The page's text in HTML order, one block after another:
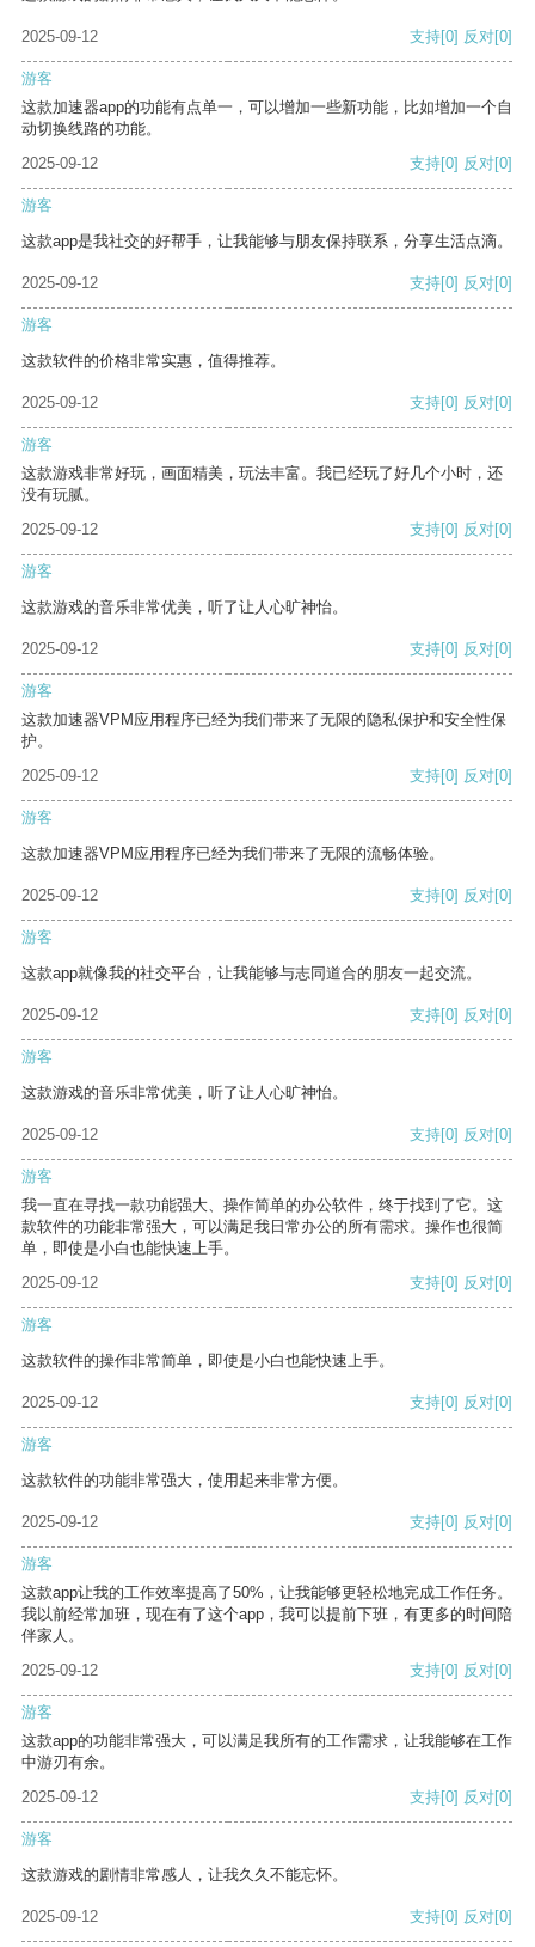
2025-09-12 支持[0] 反对[0]
游客
这款加速器app的功能有点单一，可以增加一些新功能，比如增加一个自
动切换线路的功能。
2025-09-12
支持[0] 反对[0]
游客
这款app是我社交的好帮手，让我能够与朋友保持联系，分享生活点滴。
2025-09-12 支持[0] 反对[0]
游客
这款软件的价格非常实惠，值得推荐。
2025-09-12 支持[0] 反对[0]
游客
这款游戏非常好玩，画面精美，玩法丰富。我已经玩了好几个小时，还
没有玩腻。
2025-09-12
支持[0] 反对[0]
游客
这款游戏的音乐非常优美，听了让人心旷神怡。
2025-09-12 支持[0] 反对[0]
游客
这款加速器VPM应用程序已经为我们带来了无限的隐私保护和安全性保
护。
2025-09-12
支持[0] 反对[0]
游客
这款加速器VPM应用程序已经为我们带来了无限的流畅体验。
2025-09-12 支持[0] 反对[0]
游客
这款app就像我的社交平台，让我能够与志同道合的朋友一起交流。
2025-09-12 支持[0] 反对[0]
游客
这款游戏的音乐非常优美，听了让人心旷神怡。
2025-09-12 支持[0] 反对[0]
游客
我一直在寻找一款功能强大、操作简单的办公软件，终于找到了它。这
款软件的功能非常强大，可以满足我日常办公的所有需求。操作也很简
单，即使是小白也能快速上手。
2025-09-12
支持[0] 反对[0]
游客
这款软件的操作非常简单，即使是小白也能快速上手。
2025-09-12 支持[0] 反对[0]
游客
这款软件的功能非常强大，使用起来非常方便。
2025-09-12 支持[0] 反对[0]
游客
这款app让我的工作效率提高了50%，让我能够更轻松地完成工作任务。
我以前经常加班，现在有了这个app，我可以提前下班，有更多的时间陪
伴家人。
2025-09-12
支持[0] 反对[0]
游客
这款app的功能非常强大，可以满足我所有的工作需求，让我能够在工作
中游刃有余。
2025-09-12
支持[0] 反对[0]
游客
这款游戏的剧情非常感人，让我久久不能忘怀。
2025-09-12 支持[0] 反对[0]